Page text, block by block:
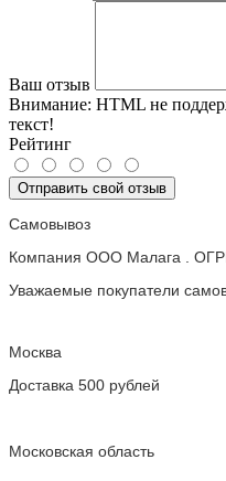
Ваш отзыв
Внимание: HTML не
текст!
Рейтинг
Отправить свой отзыв
Самовывоз
Компания ООО Малага .
Уважаемые покупатели
Москва
Доставка 500 рублей
Московская область